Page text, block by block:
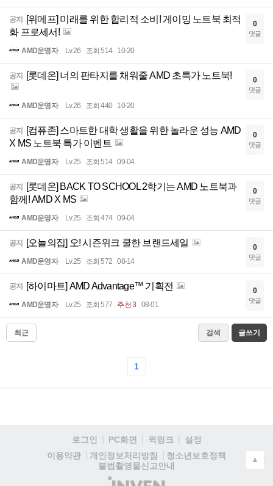
공지
[위메프] 미래를 위한 합리적 소비! 게이밍 노트북 최적
화 프로세서!
AMD운영자 Lv.26 조회 514 10-20
0
댓글
공지 [롯데온] 너의 판타지를 채워줄 AMD 초특가 노트북!
AMD운영자 Lv.26 조회 440 10-20
0
댓글
공지
[컴퓨존] 스마트한 대학 생활을 위한 놀라운 성능 AMD
X MS 노트북 특가 이벤트
AMD운영자 Lv.25 조회 514 09-04
0
댓글
공지
[롯데온] BACK TO SCHOOL 2학기는 AMD 노트북과
함께! AMD X MS
AMD운영자 Lv.25 조회 474 09-04
0
댓글
공지 [오늘의집] 오! 시즌위크 쿨한 브랜드세일
AMD운영자 Lv.25 조회 572 08-14
0
댓글
공지 [하이마트] AMD Advantage™ 기획전
AMD운영자 Lv.25 조회 577 추천 3 08-01
0
댓글
최근 검색 글쓰기
1
로그인 PC화면 퀵링크
설정
이용약관
개인정보처리방침
청소년보호정책
불법촬영물신고안내
(주)
▲